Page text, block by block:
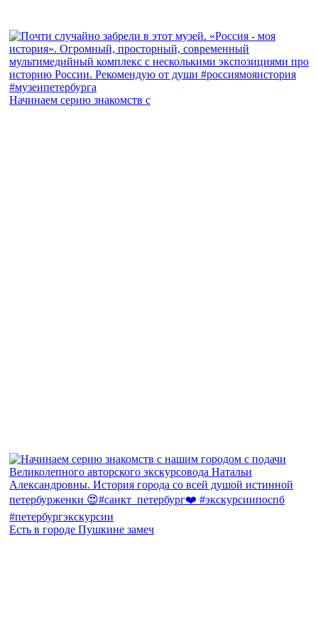
Начинаем серию знакомств с
Есть в городе Пушкине замеч